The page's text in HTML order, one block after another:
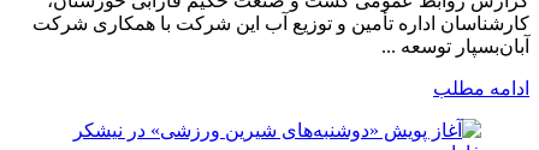
کارشناسان اداره تأمین و توزیع آب این شرکت با همکاری شرکت
آبان‌بسپار توسعه ...
ادامه مطلب